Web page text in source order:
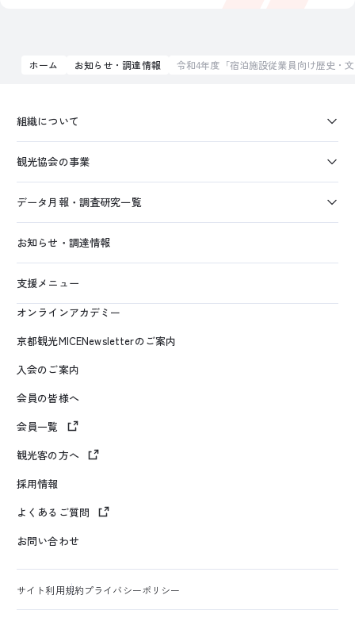
ホーム お知らせ・調達情報 令和4年度「宿泊施設従業員向け歴史・
組織について
観光協会の事業
データ月報・調査研究一覧
お知らせ・調達情報
支援メニュー
オンラインアカデミー
京都観光MICENewsletterのご案内
入会のご案内
会員の皆様へ
会員一覧
観光客の方へ
採用情報
よくあるご質問
お問い合わせ
サイト利用規約プライバシーポリシー